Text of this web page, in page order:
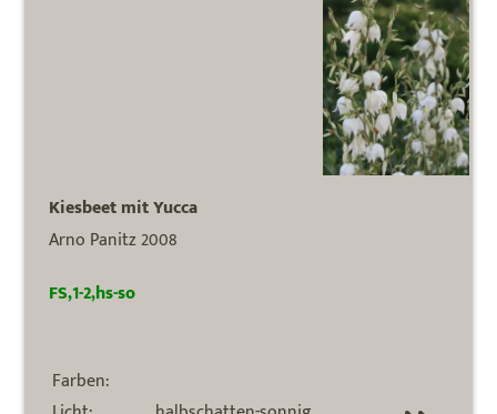
Kiesbeet mit Yucca
Arno Panitz 2008
FS,1-2,hs-so
Farben: